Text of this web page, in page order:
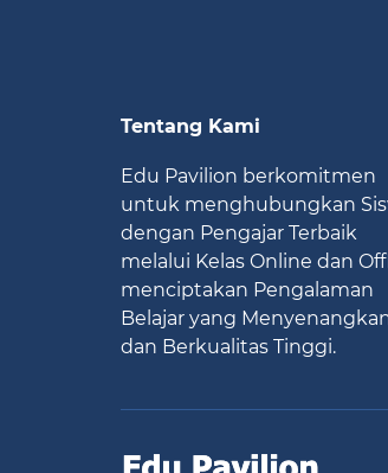
Tentang Kami
Edu Pavilion berkomitmen
untuk menghubungkan
dengan Pengajar Terbaik
melalui Kelas Online dan
menciptakan Pengalaman
Belajar yang
dan Berkualitas Tinggi.